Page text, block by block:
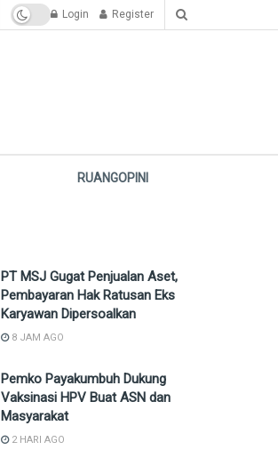
Login Register
RUANGOPINI
PT MSJ Gugat Penjualan Aset,
Pembayaran Hak Ratusan Eks
Karyawan Dipersoalkan
8 JAM AGO
Pemko Payakumbuh Dukung
Vaksinasi HPV Buat ASN dan
Masyarakat
2 HARI AGO